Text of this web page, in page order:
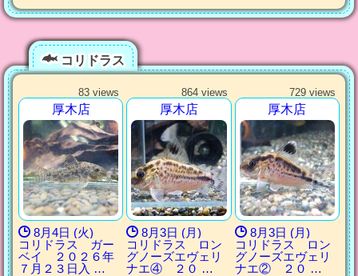
コリドラス
83 views
厚木店
8月4日 (火)
コリドラス ガー
ベイ ２０２６年
７月２３日入 …
864 views
厚木店
8月3日 (月)
コリドラス ロン
グノーズエヴェリ
ナエ④ ２０ …
729 views
厚木店
8月3日 (月)
コリドラス ロン
グノーズエヴェリ
ナエ② ２０ …